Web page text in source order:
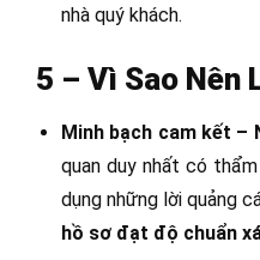
nhà quý khách.
5 – Vì Sao Nên
Minh bạch cam kết –
quan duy nhất có
dụng những lời quảng
hồ sơ đạt độ chuẩn